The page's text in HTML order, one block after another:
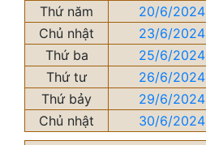
Thứ năm
20/6/2024
Chủ nhật
23/6/2024
Thứ ba
25/6/2024
Thứ tư
26/6/2024
Thứ bảy
29/6/2024
Chủ nhật
30/6/2024